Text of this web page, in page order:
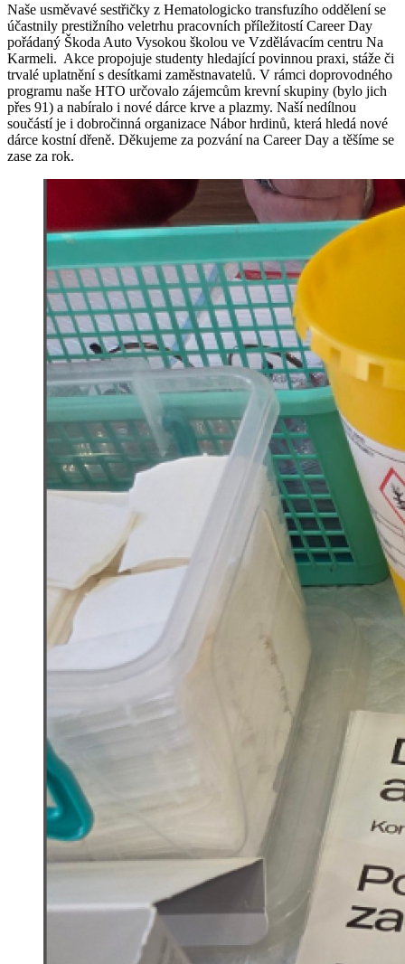
Naše usměvavé sestřičky z Hematologicko transfuzího oddělení se
účastnily prestižního veletrhu pracovních příležitostí Career Day
pořádaný Škoda Auto Vysokou školou ve Vzdělávacím centru Na
Karmeli. Akce propojuje studenty hledající povinnou praxi, stáže či
trvalé uplatnění s desítkami zaměstnavatelů. V rámci doprovodného
programu naše HTO určovalo zájemcům krevní skupiny (bylo jich
přes 91) a nabíralo i nové dárce krve a plazmy. Naší nedílnou
součástí je i dobročinná organizace Nábor hrdinů, která hledá nové
dárce kostní dřeně. Děkujeme za pozvání na Career Day a těšíme se
zase za rok.